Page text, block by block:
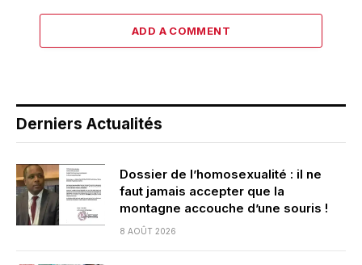
ADD A COMMENT
Derniers Actualités
Dossier de l’homosexualité : il ne
faut jamais accepter que la
montagne accouche d’une souris !
8 AOÛT 2026